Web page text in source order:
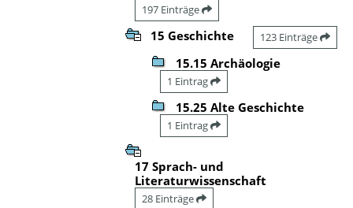
197 Einträge
15 Geschichte 123 Einträge
15.15 Archäologie
1 Eintrag
15.25 Alte Geschichte
1 Eintrag
17 Sprach- und
Literaturwissenschaft
28 Einträge